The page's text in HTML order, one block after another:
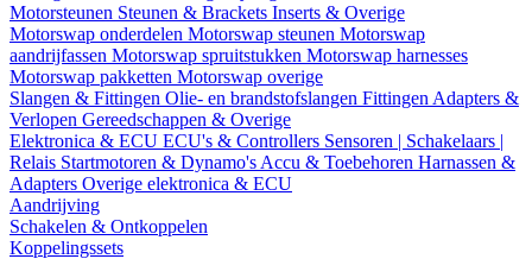
Motorsteunen Steunen & Brackets Inserts & Overige
Motorswap onderdelen Motorswap steunen Motorswap
aandrijfassen Motorswap spruitstukken Motorswap harnesses
Motorswap pakketten Motorswap overige
Slangen & Fittingen Olie- en brandstofslangen Fittingen Adapters &
Verlopen Gereedschappen & Overige
Elektronica & ECU ECU's & Controllers Sensoren | Schakelaars |
Relais Startmotoren & Dynamo's Accu & Toebehoren Harnassen &
Adapters Overige elektronica & ECU
Aandrijving
Schakelen & Ontkoppelen
Koppelingssets